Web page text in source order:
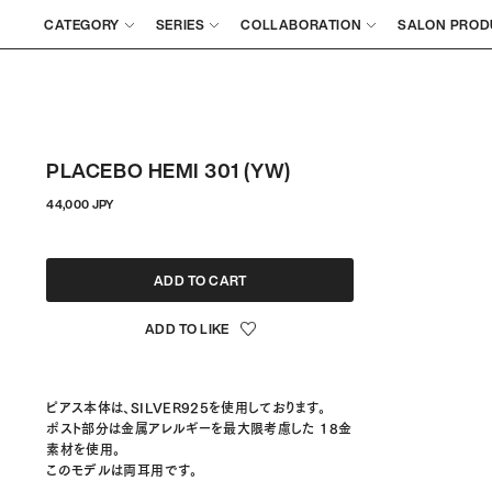
CATEGORY SERIES COLLABORATION SALON
PLACEBO HEMI 301 (YW)
44,000 JPY정
격
ADD TO CART
ピアス本体は、SILVER925を使用しております。
ポスト部分は金属アレルギーを最大限考慮した 18金
素材を使用。
このモデルは両耳用です。